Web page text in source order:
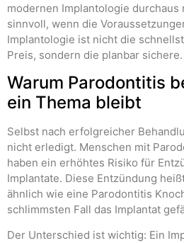
modernen Implantologie durchaus
sinnvoll, wenn die
Implantologie ist nicht die
Preis, sondern die planbar sichere.
Warum Parodontitis
ein Thema bleibt
Selbst nach erfolgreicher
nicht erledigt. Menschen mit
haben ein erhöhtes Risiko für
Implantate. Diese Entzündung
ähnlich wie eine Parodontitis
schlimmsten Fall das Implantat
Der Unterschied ist wichtig: Ein